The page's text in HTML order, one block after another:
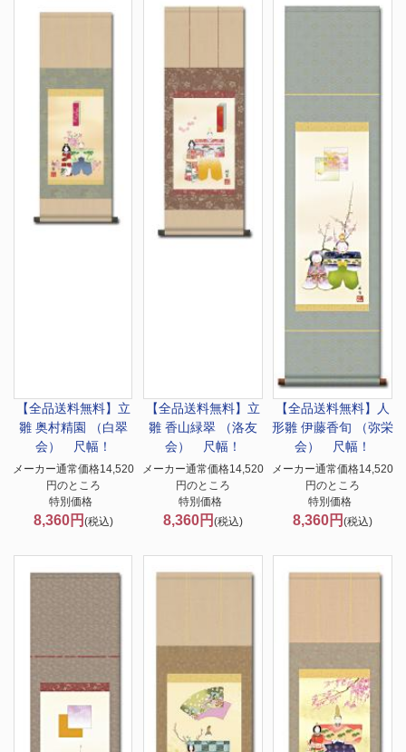
【全品送料無料】 立
雛 奥村精園 （白翠
会） 尺幅！
メーカー通常価格14,520
円のところ
特別価格
8,360円 (税込)
【全品送料無料】 立
雛 香山緑翠 （洛友
会） 尺幅！
メーカー通常価格14,520
円のところ
特別価格
8,360円 (税込)
【全品送料無料】
人
形雛 伊藤香旬 （弥栄
会） 尺幅！
メーカー通常価格14,520
円のところ
特別価格
8,360円(税込)